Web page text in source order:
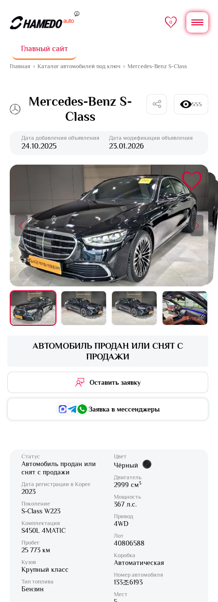
0
Главный сайт
Главная Каталог автомобилей под ключ Mercedes-Benz S-Class
Mercedes-Benz S-
Class
555
Дата добавления объявления
24.10.2025
Дата модификации объявления
23.01.2026
АВТОМОБИЛЬ ПРОДАН ИЛИ СНЯТ С
ПРОДАЖИ
Оставить заявку
Заявка в мессенджеры
Статус
Автомобиль продан или
снят с продажи
Дата регистрации в Корее
2023
Поколение
S-Class W223
Комплектация
S450L 4MATIC
Пробег
25 773 км
Кузов
Крупный класс
Тип топлива
Бензин
Цвет
Чёрный
Двигатель
2999 см3
Мощность
367 л.с.
Привод
4WD
Лот
40806588
Коробка
Автоматическая
Номер автомобиля
133조6193
Мест